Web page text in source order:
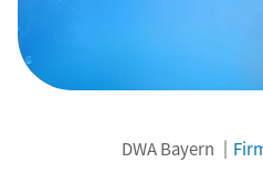
DWA Bayern